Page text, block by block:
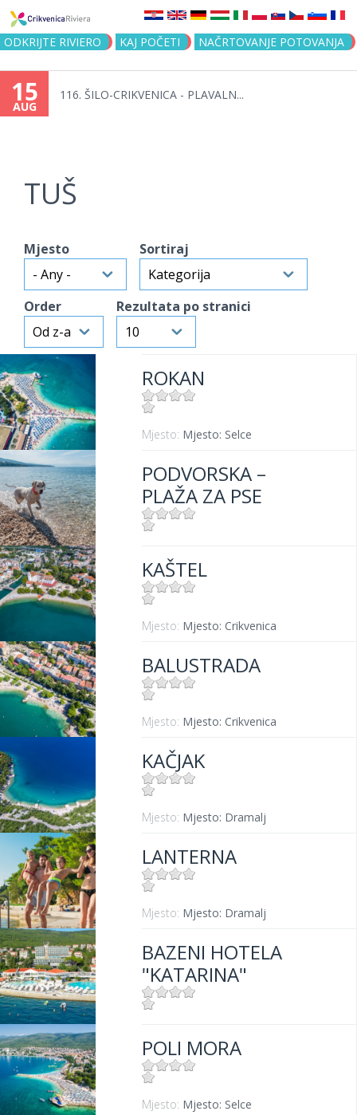
Jump to navigation
ODKRIJTE RIVIERO KAJ POČETI NAČRTOVANJE POTOVANJA
15
AUG
116. ŠILO-CRIKVENICA - PLAVALN...
TUŠ
Mjesto Sortiraj
Order Rezultata po stranici
ROKAN
Mjesto: Mjesto: Selce
PODVORSKA –
PLAŽA ZA PSE
KAŠTEL
Mjesto: Mjesto: Crikvenica
BALUSTRADA
Mjesto: Mjesto: Crikvenica
KAČJAK
Mjesto: Mjesto: Dramalj
LANTERNA
Mjesto: Mjesto: Dramalj
BAZENI HOTELA
"KATARINA"
POLI MORA
Mjesto: Mjesto: Selce